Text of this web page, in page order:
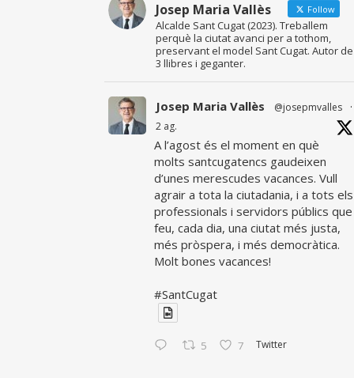
Josep Maria Vallès Follow
Alcalde Sant Cugat (2023). Treballem
perquè la ciutat avanci per a tothom,
preservant el model Sant Cugat. Autor de
3 llibres i geganter.
Josep Maria Vallès @josepmvalles
·
2 ag.
A l’agost és el moment en què
molts santcugatencs gaudeixen
d’unes merescudes vacances. Vull
agrair a tota la ciutadania, i a tots els
professionals i servidors públics que
feu, cada dia, una ciutat més justa,
més pròspera, i més democràtica.
Molt bones vacances!
#SantCugat
5 7 Twitter